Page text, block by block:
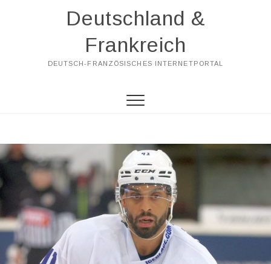
Deutschland &
Frankreich
DEUTSCH-FRANZÖSISCHES INTERNETPORTAL